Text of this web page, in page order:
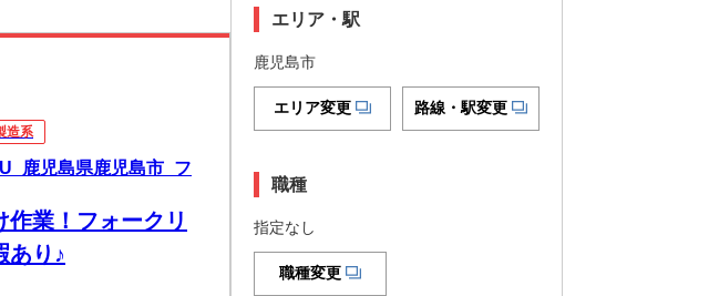
造系
鹿児島県鹿児島市_フ
作業！フォークリ
あり♪
エリア・駅
鹿児島市
エリア変更 路線・駅変更
職種
指定なし
職種変更